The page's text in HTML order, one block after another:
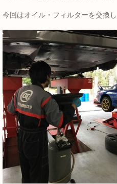
今回はオイル・フィルターを交換し